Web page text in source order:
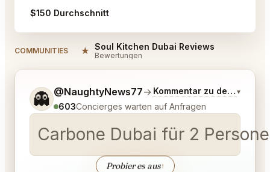
$150 Durchschnitt
COMMUNITIES ★ Soul Kitchen Dubai Reviews
Bewertungen
👻 @NaughtyNews77→ Kommentar zu den ▾
603Concierges warten auf Anfragen
Carbone Dubai für 2
Probier es aus↑
Sag mir noch etwas genauer, was du möchtest.